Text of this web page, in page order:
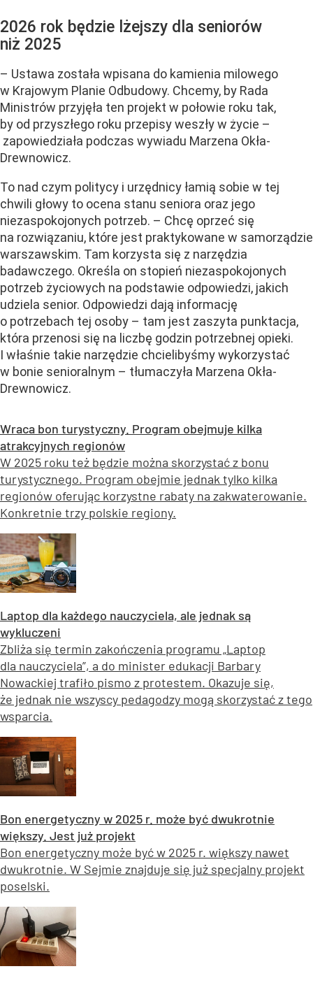
2026 rok będzie lżejszy dla seniorów
niż 2025
– Ustawa została wpisana do kamienia milowego
w Krajowym Planie Odbudowy. Chcemy, by Rada
Ministrów przyjęła ten projekt w połowie roku tak,
by od przyszłego roku przepisy weszły w życie –
zapowiedziała podczas wywiadu Marzena Okła-
Drewnowicz.
To nad czym politycy i urzędnicy łamią sobie w tej
chwili głowy to ocena stanu seniora oraz jego
niezaspokojonych potrzeb. – Chcę oprzeć się
na rozwiązaniu, które jest praktykowane w samorządzie
warszawskim. Tam korzysta się z narzędzia
badawczego. Określa on stopień niezaspokojonych
potrzeb życiowych na podstawie odpowiedzi, jakich
udziela senior. Odpowiedzi dają informację
o potrzebach tej osoby – tam jest zaszyta punktacja,
która przenosi się na liczbę godzin potrzebnej opieki.
I właśnie takie narzędzie chcielibyśmy wykorzystać
w bonie senioralnym – tłumaczyła Marzena Okła-
Drewnowicz.
Wraca bon turystyczny. Program obejmuje kilka
atrakcyjnych regionów
W 2025 roku też będzie można skorzystać z bonu
turystycznego. Program obejmie jednak tylko kilka
regionów oferując korzystne rabaty na zakwaterowanie.
Konkretnie trzy polskie regiony.
Laptop dla każdego nauczyciela, ale jednak są
wykluczeni
Zbliża się termin zakończenia programu „Laptop
dla nauczyciela”, a do minister edukacji Barbary
Nowackiej trafiło pismo z protestem. Okazuje się,
że jednak nie wszyscy pedagodzy mogą skorzystać z tego
wsparcia.
Bon energetyczny w 2025 r. może być dwukrotnie
większy. Jest już projekt
Bon energetyczny może być w 2025 r. większy nawet
dwukrotnie. W Sejmie znajduje się już specjalny projekt
poselski.